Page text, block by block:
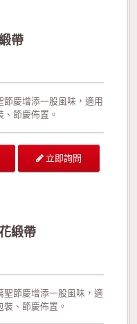
帶
節慶增添一股風味，適用
節慶佈置。
立即詢問
緞帶
聖節慶增添一股風味，適
、節慶佈置。